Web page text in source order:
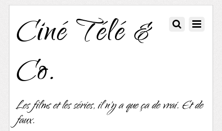
Ciné Télé &
Co.
Les films et les séries, il n'y a que ça de vrai. Et de
faux.